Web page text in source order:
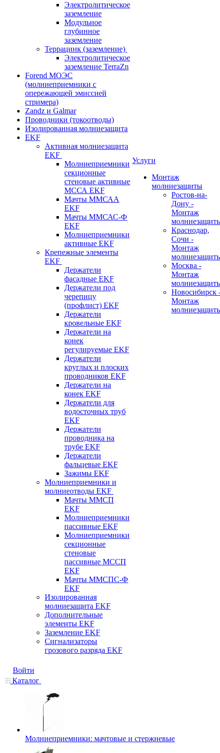
Электролитическое
заземление
Модульное
глубинное
заземление
Террацинк (заземление)
Электролитическое
заземление TerraZn
Forend МОЭС
(молниеприемники с
опережающей эмиссией
стримера)
Zandz и Galmar
Проводники (токоотводы)
Изолированная молниезащита
EKF
Активная молниезащита
EKF
Молниеприемники
секционные
стеновые активные
МССА EKF
Мачты ММСАА
EKF
Мачты ММСАС-Ф
EKF
Молниеприемники
активные EKF
Крепежные элементы
EKF
Держатели
фасадные EKF
Держатели под
черепицу
(профлист) EKF
Держатели
кровельные EKF
Держатели на
конек
регулируемые EKF
Держатели
круглых и плоских
проводников EKF
Держатели на
конек EKF
Держатели для
водосточных труб
EKF
Держатели
проводника на
трубе EKF
Держатели
фальцевые EKF
Зажимы EKF
Молниеприемники и
молниеотводы EKF
Мачты ММСП
EKF
Молниеприемники
пассивные EKF
Молниеприемники
секционные
стеновые
пассивные МССП
EKF
Мачты ММСПС-Ф
EKF
Изолированная
молниезащита EKF
Дополнительные
элементы EKF
Заземление EKF
Сигнализаторы
грозового разряда EKF
Услуги
Монтаж
молниезащиты
Ростов-на-
Дону -
Монтаж
Краснодар,
Сочи -
Монтаж
Москва -
Монтаж
Новосибирск
Монтаж
Войти
Каталог
Молниеприемники: мачтовые и стержневые